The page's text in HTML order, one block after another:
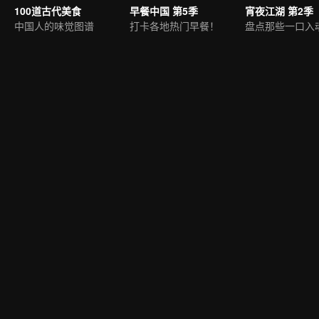
100道古代美食
中国人的味觉图谱
早餐中国 第5季
打卡各地热门早餐！
宵夜江湖 第2季